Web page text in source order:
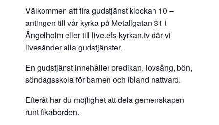
Välkommen att fira gudstjänst klockan 10 –
antingen till vår kyrka på Metallgatan 31 i
Ängelholm eller till live.efs-kyrkan.tvdär vi
livesänder alla gudstjänster.
En gudstjänst innehåller predikan, lovsång, bön,
söndagsskola för barnen och ibland nattvard.
Efteråt har du möjlighet att dela gemenskapen
runt fikaborden.